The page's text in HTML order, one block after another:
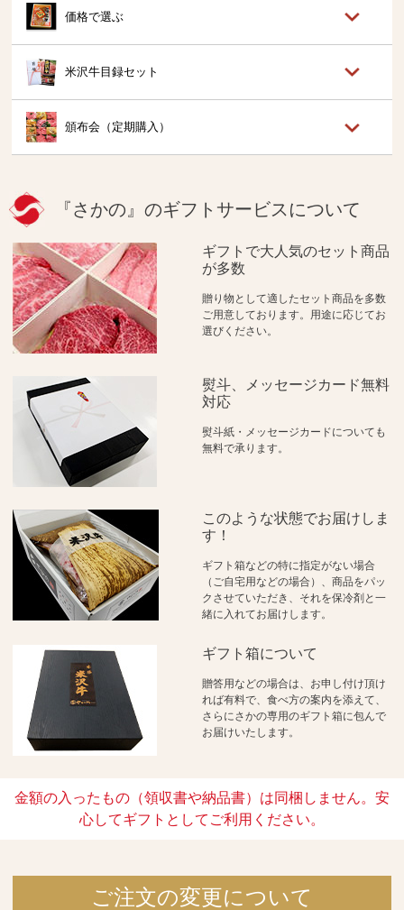
価格で選ぶ
米沢牛目録セット
頒布会（定期購入）
『さかの』のギフトサービスについて
ギフトで大人気のセット商品
が多数
贈り物として適したセット商品を多数
ご用意しております。用途に応じてお
選びください。
熨斗、メッセージカード無料
対応
熨斗紙・メッセージカードについても
無料で承ります。
このような状態でお届けしま
す！
ギフト箱などの特に指定がない場合
（ご自宅用などの場合）、商品をパッ
クさせていただき、それを保冷剤と一
緒に入れてお届けします。
ギフト箱について
贈答用などの場合は、お申し付け頂け
れば有料で、食べ方の案内を添えて、
さらにさかの専用のギフト箱に包んで
お届けいたします。
金額の入ったもの（領収書や納品書）は同梱しません。安
心してギフトとしてご利用ください。
ご注文の変更について